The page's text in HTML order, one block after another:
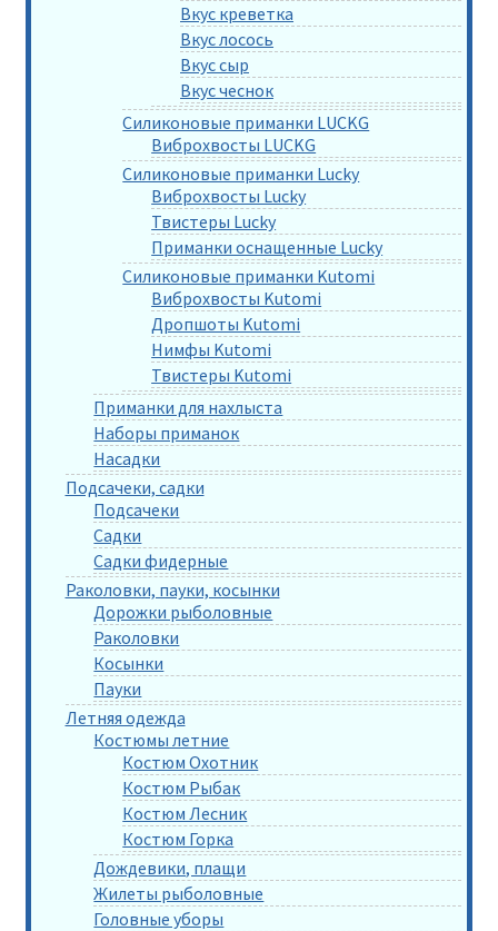
Вкус креветка
Вкус лосось
Вкус сыр
Вкус чеснок
Силиконовые приманки LUCKG
Виброхвосты LUCKG
Силиконовые приманки Lucky
Виброхвосты Lucky
Твистеры Lucky
Приманки оснащенные Lucky
Силиконовые приманки Kutomi
Виброхвосты Kutomi
Дропшоты Kutomi
Нимфы Kutomi
Твистеры Kutomi
Приманки для нахлыста
Наборы приманок
Насадки
Подсачеки, садки
Подсачеки
Садки
Садки фидерные
Раколовки, пауки, косынки
Дорожки рыболовные
Раколовки
Косынки
Пауки
Летняя одежда
Костюмы летние
Костюм Охотник
Костюм Рыбак
Костюм Лесник
Костюм Горка
Дождевики, плащи
Жилеты рыболовные
Головные уборы